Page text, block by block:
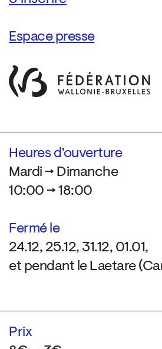
Espace presse
Heures d’ouverture
Mardi → Dimanche
10:00 → 18:00
Fermé le
24.12, 25.12, 31.12, 01.01,
et pendant le Laetare
Prix